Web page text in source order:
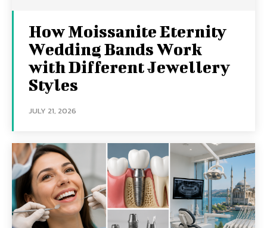
How Moissanite Eternity
Wedding Bands Work
with Different Jewellery
Styles
JULY 21, 2026